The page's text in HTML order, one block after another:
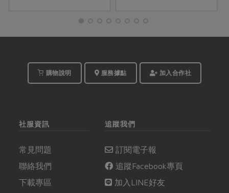
康。...
處，即能輕鬆分解各部
式烹煮，雞骨架還能熬
購物說明 服務據點 加入合作社
社服資訊
常見問題
聯絡我們
下載專區
追蹤我們
訂閱電子報
追蹤Facebook專頁
加入LINE好友